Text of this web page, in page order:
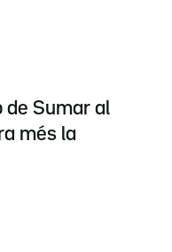
de Sumar al
més la